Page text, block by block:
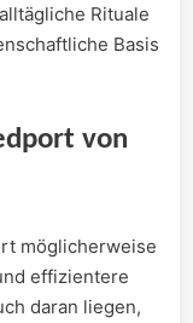
Rituale
Basis
von
möglicherweise
effizientere
daran liegen,